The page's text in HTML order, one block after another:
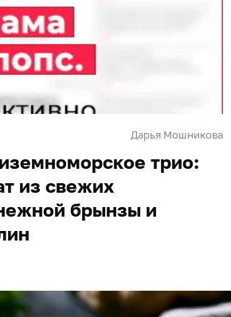
Дарья Мошникова
трио:
из свежих
брынзы и